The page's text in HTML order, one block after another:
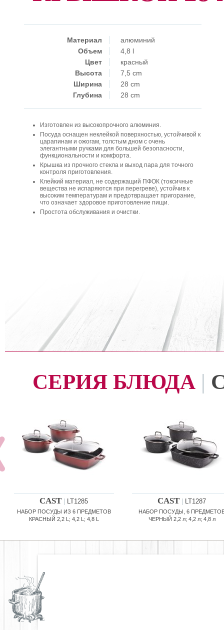
Материал
алюминий
Объем
4,8 l
Цвет
красный
Высота
7,5 cm
Ширина
28 cm
Глубина
28 cm
Изготовлен из высокопрочного алюминия.
Посуда оснащен неклейкой поверхностью, устойчивой к
царапинам и ожогам, толстым дном с очень
элегантными ручками для большей безопасности,
функциональности и комфорта.
Крышка из прочного стекла и выход пара для точного
контроля приготовления.
Клейкий материал, не содержащий ПФОК (токсичные
вещества не испаряются при перегреве), устойчив к
высоким температурам и предотвращает пригорание,
что означает здоровое приготовление пищи.
Простота обслуживания и очистки.
СЕРИЯ БЛЮДА |
CAST LT1285
НАБОР ПОСУДЫ ИЗ 6 ПРЕДМЕТОВ
КРАСНЫЙ 2,2 L; 4,2 L; 4,8 L
CAST LT1287
НАБОР ПОСУДЫ, 6
ЧЕРНЫЙ 2,2 л; 4,2 л; 4,8 л